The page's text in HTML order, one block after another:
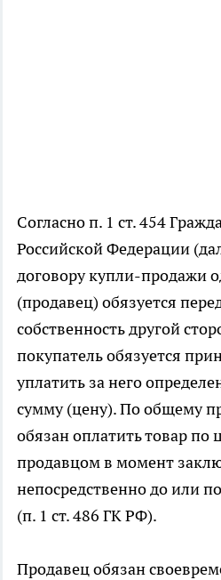
Согласно п. 1 ст. 454
Российской Федерации
договору купли-продажи
(продавец) обязуется
собственность другой
покупатель обязуется
уплатить за него
сумму (цену). По общему
обязан оплатить товар по
продавцом в момент
непосредственно до или
(п. 1 ст. 486 ГК РФ).
Продавец обязан